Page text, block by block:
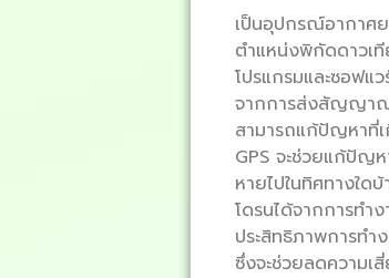
เป็นอุปกรณ์อากาศ
ตำแหน่งพิกัดดาวเ
โปรแกรมและซอฟ
จากการส่งสัญญาณ
สามารถแก้ปัญหาที่
GPS จะช่วยแก้ปัญ
หายไปในทิศทางใ
โดรนได้จากการทำ
ประสิทธิภาพการทำ
ซึ่งจะช่วยลดความเ